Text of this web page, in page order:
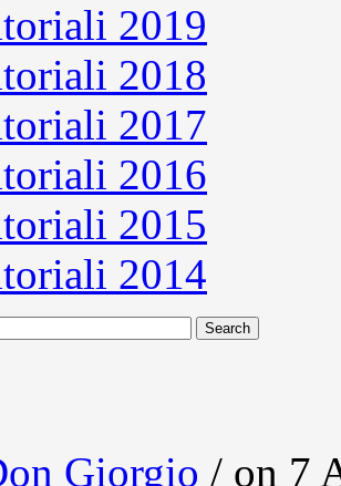
2019
2018
2017
2016
2015
2014
Giorgio / on 7